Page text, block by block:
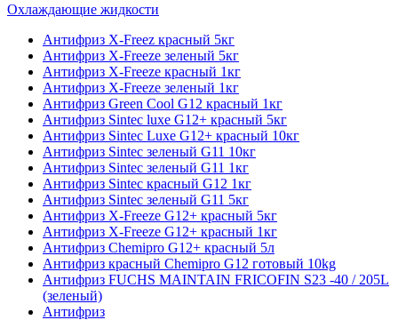
Охлаждающие жидкости
Антифриз X-Freez красный 5кг
Антифриз X-Freeze зеленый 5кг
Антифриз X-Freeze красный 1кг
Антифриз X-Freeze зеленый 1кг
Антифриз Green Cool G12 красный 1кг
Антифриз Sintec luxe G12+ красный 5кг
Антифриз Sintec Luxe G12+ красный 10кг
Антифриз Sintec зеленый G11 10кг
Антифриз Sintec зеленый G11 1кг
Антифриз Sintec красный G12 1кг
Антифриз Sintec зеленый G11 5кг
Антифриз X-Freeze G12+ красный 5кг
Антифриз X-Freeze G12+ красный 1кг
Антифриз Chemipro G12+ красный 5л
Антифриз красный Chemipro G12 готовый 10kg
Антифриз FUCHS MAINTAIN FRICOFIN S23 -40 / 205L
(зеленый)
Антифриз